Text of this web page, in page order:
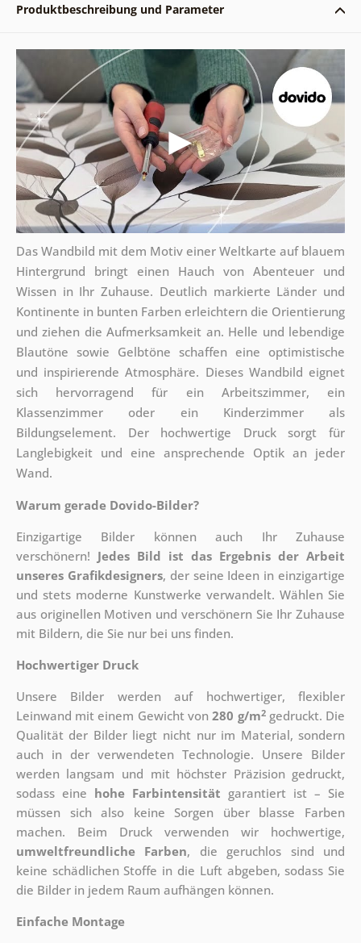
Produktbeschreibung und Parameter
Das Wandbild mit dem Motiv einer Weltkarte auf blauem
Hintergrund bringt einen Hauch von Abenteuer und
Wissen in Ihr Zuhause. Deutlich markierte Länder und
Kontinente in bunten Farben erleichtern die Orientierung
und ziehen die Aufmerksamkeit an. Helle und lebendige
Blautöne sowie Gelbtöne schaffen eine optimistische
und inspirierende Atmosphäre. Dieses Wandbild eignet
sich hervorragend für ein Arbeitszimmer, ein
Klassenzimmer oder ein Kinderzimmer als
Bildungselement. Der hochwertige Druck sorgt für
Langlebigkeit und eine ansprechende Optik an jeder
Wand.
Warum gerade Dovido-Bilder?
Einzigartige Bilder können auch Ihr Zuhause
verschönern! Jedes Bild ist das Ergebnis der Arbeit
unseres Grafikdesigners, der seine Ideen in einzigartige
und stets moderne Kunstwerke verwandelt. Wählen Sie
aus originellen Motiven und verschönern Sie Ihr Zuhause
mit Bildern, die Sie nur bei uns finden.
Hochwertiger Druck
Unsere Bilder werden auf hochwertiger, flexibler
Leinwand mit einem Gewicht von280 g/m2gedruckt. Die
Qualität der Bilder liegt nicht nur im Material, sondern
auch in der verwendeten Technologie. Unsere Bilder
werden langsam und mit höchster Präzision gedruckt,
sodass eine hohe Farbintensität garantiert ist – Sie
müssen sich also keine Sorgen über blasse Farben
machen. Beim Druck verwenden wir hochwertige,
umweltfreundliche Farben, die geruchlos sind und
keine schädlichen Stoffe in die Luft abgeben, sodass Sie
die Bilder in jedem Raum aufhängen können.
Einfache Montage